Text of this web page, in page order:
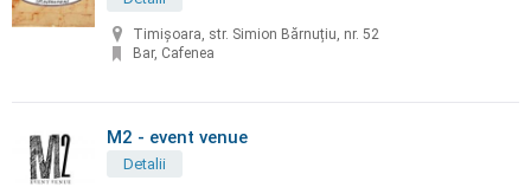
Timișoara, str. Simion Bărnuțiu, nr. 52
Bar, Cafenea
M2 - event venue
Detalii